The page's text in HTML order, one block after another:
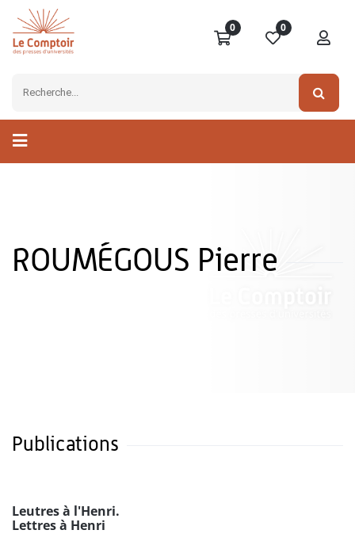
0 0
ROUMÉGOUS Pierre
Publications
Leutres à l'Henri.
Lettres à Henri